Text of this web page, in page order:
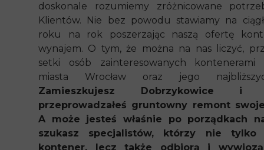
doskonale rozumiemy zróżnicowane
Klientów. Nie bez powodu stawiamy na
roku na rok poszerzając naszą ofertę
wynajem. O tym, że można na nas liczyć,
setki osób zainteresowanych
miasta Wrocław oraz jego
Zamieszkujesz Dobrzykowice i
przeprowadzałeś gruntowny remont
A może jesteś właśnie po porządkach
szukasz specjalistów, którzy nie tylko
kontener, lecz także odbiorą i